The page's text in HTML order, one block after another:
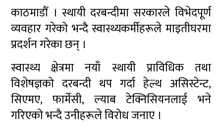
काठमाडौं । स्थायी दरबन्दीमा सरकारले विभेदपूर्ण
व्यवहार गरेको भन्दै स्वास्थ्यकर्मीहरूले माइतीघरमा
प्रदर्शन गरेका छन् ।
स्वास्थ्य क्षेत्रमा नयाँ स्थायी प्राविधिक तथा
विशेषज्ञको दरबन्दी थप गर्दा हेल्थ असिस्टेन्ट,
सिएमए, फार्मेसी, ल्याब टेक्निसियनलाई भने
गरिएको भन्दै उनीहरूले विरोध जनाए ।